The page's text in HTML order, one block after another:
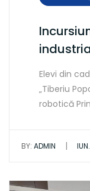
Elevi din
„Tiberiu
robotică
BY: ADMIN |